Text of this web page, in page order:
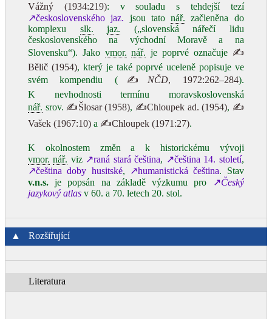
Vážný (1934:219): v souladu s tehdejší tezí
↗československého jaz. jsou tatonář. začleněna do
komplexu slk. jaz. („slovenská nářečí lidu
československého na východní Moravě a na
Slovensku“). Jako vmor. nář. je poprvé označuje ✍
Bělič (1954), který je také poprvé uceleně popisuje ve
svém kompendiu (✍ NČD, 1972:262–284).
K nevhodnosti termínu moravskoslovenská
nář. srov. ✍Šlosar (1958), ✍Chloupek ad. (1954), ✍
Vašek (1967:10) a ✍Chloupek (1971:27).
K okolnostem změn a k historickému vývoji
vmor. nář. viz ↗raná stará čeština, ↗čeština 14. století,
↗čeština doby husitské, ↗humanistická čeština. Stav
v.n.s. je popsán na základě výzkumu pro ↗Český
jazykový atlas v 60. a 70. letech 20. stol.
▲ Rozšiřující
Literatura